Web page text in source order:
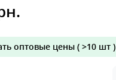
оптовые цены ( >10 шт )